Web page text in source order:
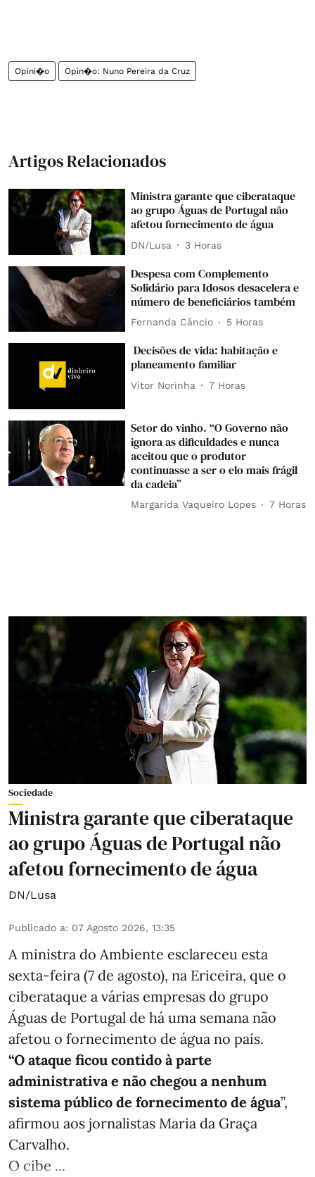
Opini�o Opin�o: Nuno Pereira da Cruz
Artigos Relacionados
Ministra garante que ciberataque
ao grupo Águas de Portugal não
afetou fornecimento de água
DN/Lusa 3 Horas
Despesa com Complemento
Solidário para Idosos desacelera e
número de beneficiários também
Fernanda Câncio 5 Horas
Decisões de vida: habitação e
planeamento familiar
Vítor Norinha 7 Horas
Setor do vinho. “O Governo não
ignora as dificuldades e nunca
aceitou que o produtor
continuasse a ser o elo mais frágil
da cadeia”
Margarida Vaqueiro Lopes 7 Horas
Sociedade
Ministra garante que ciberataque
ao grupo Águas de Portugal não
afetou fornecimento de água
DN/Lusa
Publicado a: 07 Agosto 2026, 13:35
A ministra do Ambiente esclareceu esta
sexta-feira (7 de agosto), na Ericeira, que o
ciberataque a várias empresas do grupo
Águas de Portugal de há uma semana não
afetou o fornecimento de água no país.
“O ataque ficou contido à parte
administrativa e não chegou a nenhum
sistema público de fornecimento de água”,
afirmou aos jornalistas Maria da Graça
Carvalho.
O cibe ...